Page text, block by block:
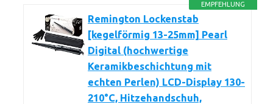
EMPFEHLUNG
Remington Lockenstab
[kegelförmig 13-25mm] Pearl
Digital (hochwertige
Keramikbeschichtung mit
echten Perlen) LCD-Display 130-
210°C, Hitzehandschuh,